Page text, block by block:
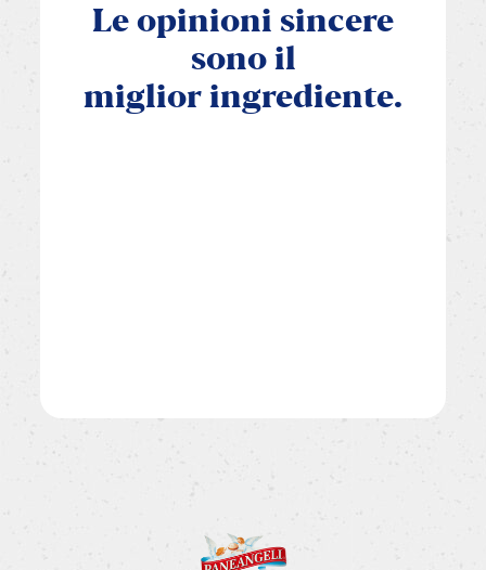
Le opinioni sincere
sono il
miglior ingrediente.